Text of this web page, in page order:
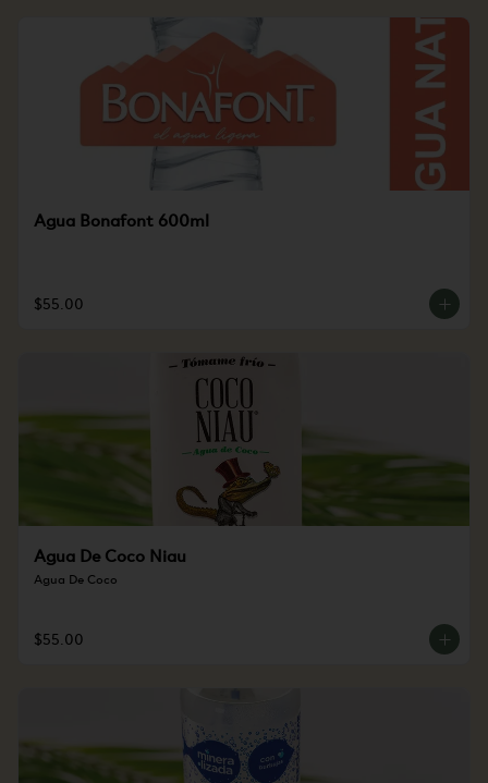
Agua Bonafont 600ml
$55.00
Agua De Coco Niau
Agua De Coco
$55.00